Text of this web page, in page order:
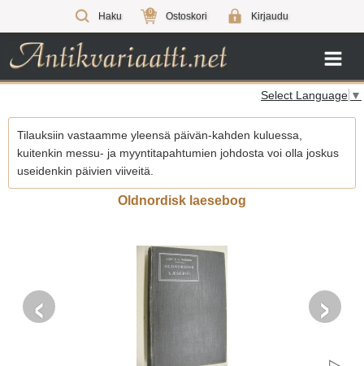
Haku 0 Ostoskori Kirjaudu
Select Language ▼
Tilauksiin vastaamme yleensä päivän-kahden kuluessa,
kuitenkin messu- ja myyntitapahtumien johdosta voi olla joskus
useidenkin päivien viiveitä.
Oldnordisk laesebog
‹ ›